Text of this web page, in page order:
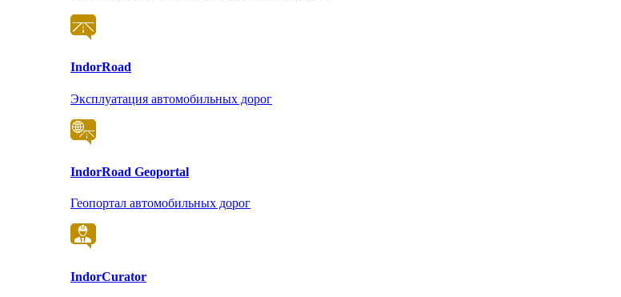
IndorRoad
Эксплуатация автомобильных дорог
IndorRoad Geoportal
Геопортал автомобильных дорог
IndorCurator